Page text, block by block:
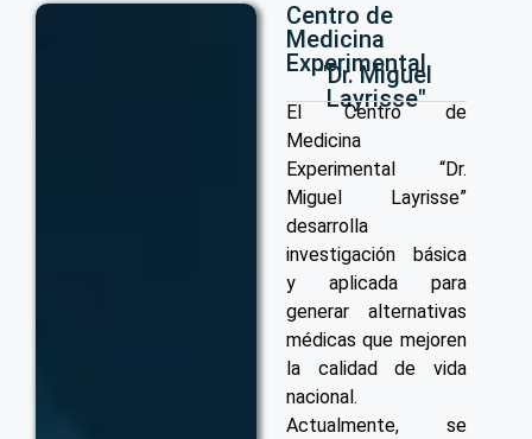
Centro de
Medicina
Experimental
"Dr. Miguel
Layrisse"
El Centro de
Medicina
Experimental “Dr.
Miguel Layrisse”
desarrolla
investigación básica
y aplicada para
generar alternativas
médicas que mejoren
la calidad de vida
nacional.
Actualmente, se